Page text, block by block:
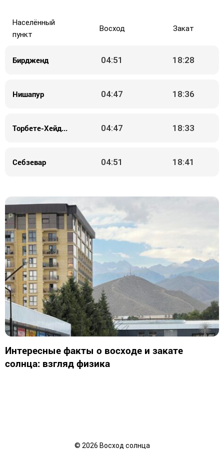
Населённый
пункт
Восход Закат
Бирдженд 04:51 18:28
Нишапур 04:47 18:36
Торбете-Хейдерие 04:47 18:33
Себзевар 04:51 18:41
Интересные факты о восходе и закате
солнца: взгляд физика
© 2026 Восход солнца